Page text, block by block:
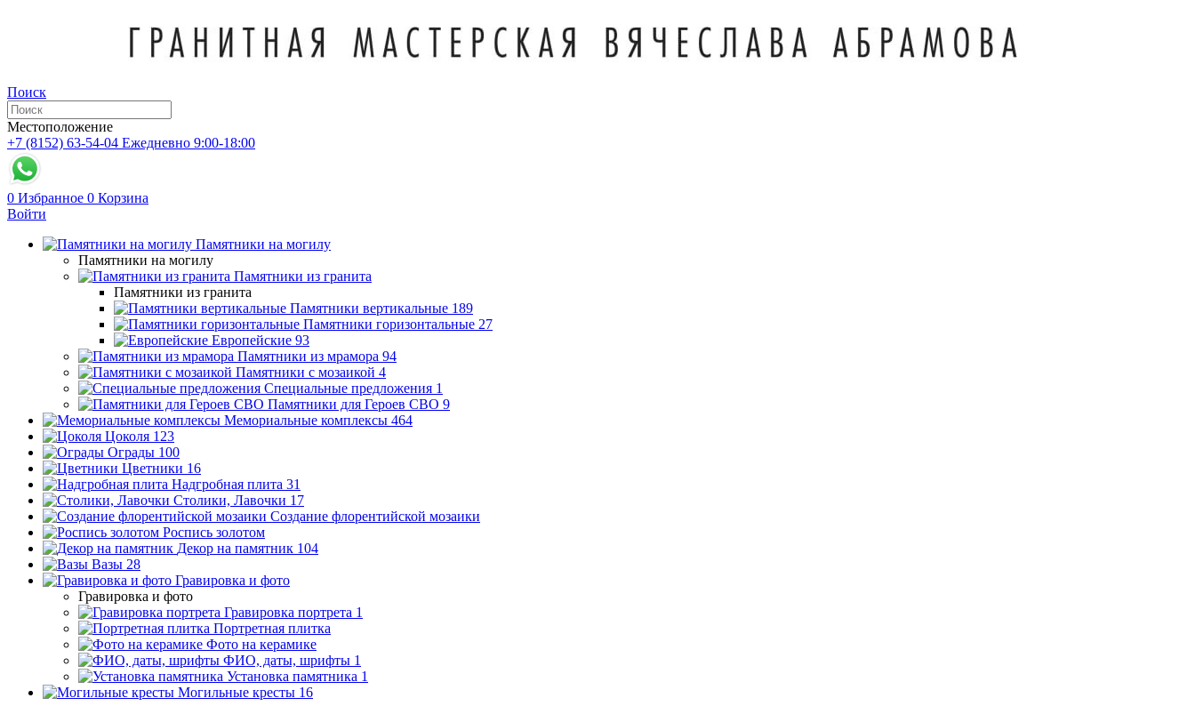
Поиск
Местоположение
+7 (8152) 63-54-04 Ежедневно 9:00-18:00
0 Избранное 0 Корзина
Войти
Памятники на могилу
Памятники на могилу
Памятники из гранита
Памятники из гранита
Памятники вертикальные 189
Памятники горизонтальные 27
Европейские 93
Памятники из мрамора 94
Памятники с мозаикой 4
Специальные предложения 1
Памятники для Героев СВО 9
Мемориальные комплексы 464
Цоколя 123
Ограды 100
Цветники 16
Надгробная плита 31
Столики, Лавочки 17
Создание флорентийской мозаики
Роспись золотом
Декор на памятник 104
Вазы 28
Гравировка и фото
Гравировка и фото
Гравировка портрета 1
Портретная плитка
Фото на керамике
ФИО, даты, шрифты 1
Установка памятника 1
Могильные кресты 16